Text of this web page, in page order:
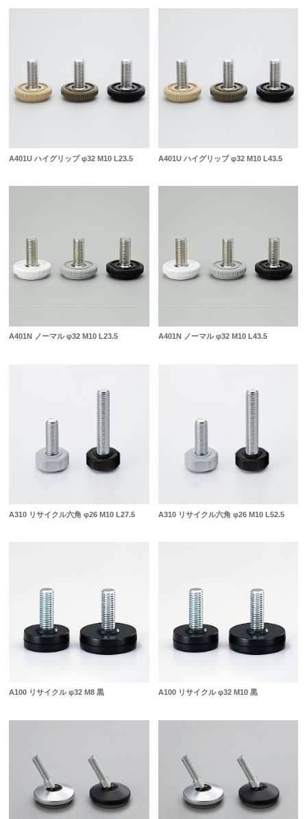
A401U ハイグリップ φ32 M10 L23.5 A401U ハイグリップ φ32 M10 L43.5
A401N ノーマル φ32 M10 L23.5 A401N ノーマル φ32 M10 L43.5
A310 リサイクル六角 φ26 M10 L27.5 A310 リサイクル六角 φ26 M10 L52.5
A100 リサイクル φ32 M8 黒 A100 リサイクル φ32 M10 黒